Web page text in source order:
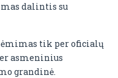
dalintis su
tik per oficialų
asmeninius
grandinė.